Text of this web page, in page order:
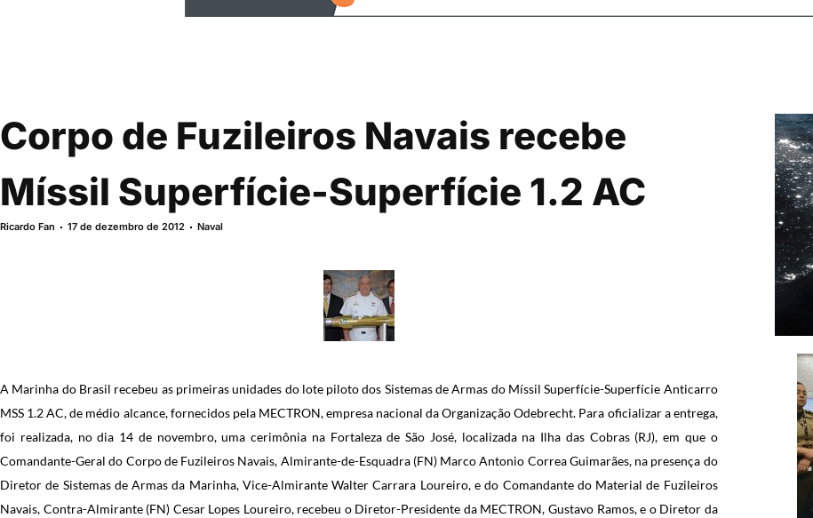
Corpo de Fuzileiros Navais recebe
Míssil Superfície-Superfície 1.2 AC
Ricardo Fan 17 de dezembro de 2012 Naval
A Marinha do Brasil recebeu as primeiras unidades do lote piloto dos Sistemas de Armas do Míssil Superfície-Superfície Anticarro
MSS 1.2 AC, de médio alcance, fornecidos pela MECTRON, empresa nacional da Organização Odebrecht. Para oficializar a entrega,
foi realizada, no dia 14 de novembro, uma cerimônia na Fortaleza de São José, localizada na Ilha das Cobras (RJ), em que o
Comandante-Geral do Corpo de Fuzileiros Navais, Almirante-de-Esquadra (FN) Marco Antonio Correa Guimarães, na presença do
Diretor de Sistemas de Armas da Marinha, Vice-Almirante Walter Carrara Loureiro, e do Comandante do Material de Fuzileiros
Navais, Contra-Almirante (FN) Cesar Lopes Loureiro, recebeu o Diretor-Presidente da MECTRON, Gustavo Ramos, e o Diretor da